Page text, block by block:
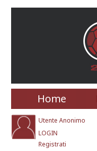
Home
Utente Anonimo
LOGIN
Registrati